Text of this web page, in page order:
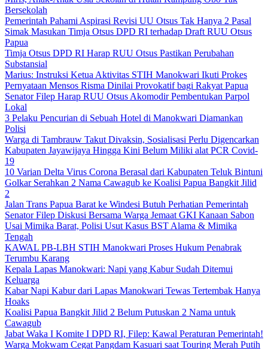
Bersekolah
Pemerintah Pahami Aspirasi Revisi UU Otsus Tak Hanya 2 Pasal
Simak Masukan Timja Otsus DPD RI terhadap Draft RUU Otsus
Papua
Timja Otsus DPD RI Harap RUU Otsus Pastikan Perubahan
Substansial
Marius: Instruksi Ketua Aktivitas STIH Manokwari Ikuti Prokes
Pernyataan Mensos Risma Dinilai Provokatif bagi Rakyat Papua
Senator Filep Harap RUU Otsus Akomodir Pembentukan Parpol
Lokal
3 Pelaku Pencurian di Sebuah Hotel di Manokwari Diamankan
Polisi
Warga di Tambrauw Takut Divaksin, Sosialisasi Perlu Digencarkan
Kabupaten Jayawijaya Hingga Kini Belum Miliki alat PCR Covid-
19
10 Varian Delta Virus Corona Berasal dari Kabupaten Teluk Bintuni
Golkar Serahkan 2 Nama Cawagub ke Koalisi Papua Bangkit Jilid
2
Jalan Trans Papua Barat ke Windesi Butuh Perhatian Pemerintah
Senator Filep Diskusi Bersama Warga Jemaat GKI Kanaan Sabon
Usai Mimika Barat, Polisi Usut Kasus BST Alama & Mimika
Tengah
KAWAL PB-LBH STIH Manokwari Proses Hukum Penabrak
Terumbu Karang
Kepala Lapas Manokwari: Napi yang Kabur Sudah Ditemui
Keluarga
Kabar Napi Kabur dari Lapas Manokwari Tewas Tertembak Hanya
Hoaks
Koalisi Papua Bangkit Jilid 2 Belum Putuskan 2 Nama untuk
Cawagub
Jabat Waka I Komite I DPD RI, Filep: Kawal Peraturan Pemerintah!
Warga Mokwam Cegat Pangdam Kasuari saat Touring Merah Putih